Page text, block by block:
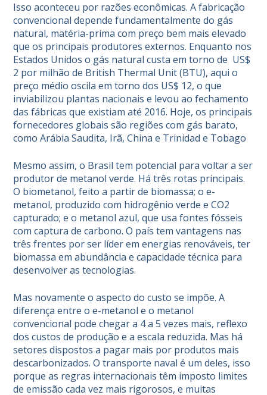
Isso aconteceu por razões econômicas. A fabricação
convencional depende fundamentalmente do gás
natural, matéria-prima com preço bem mais elevado
que os principais produtores externos. Enquanto nos
Estados Unidos o gás natural custa em torno de US$
2 por milhão de British Thermal Unit (BTU), aqui o
preço médio oscila em torno dos US$ 12, o que
inviabilizou plantas nacionais e levou ao fechamento
das fábricas que existiam até 2016. Hoje, os principais
fornecedores globais são regiões com gás barato,
como Arábia Saudita, Irã, China e Trinidad e Tobago
Mesmo assim, o Brasil tem potencial para voltar a ser
produtor de metanol verde. Há três rotas principais.
O biometanol, feito a partir de biomassa; o e-
metanol, produzido com hidrogênio verde e CO2
capturado; e o metanol azul, que usa fontes fósseis
com captura de carbono. O país tem vantagens nas
três frentes por ser líder em energias renováveis, ter
biomassa em abundância e capacidade técnica para
desenvolver as tecnologias.
Mas novamente o aspecto do custo se impõe. A
diferença entre o e-metanol e o metanol
convencional pode chegar a 4 a 5 vezes mais, reflexo
dos custos de produção e a escala reduzida. Mas há
setores dispostos a pagar mais por produtos mais
descarbonizados. O transporte naval é um deles, isso
porque as regras internacionais têm imposto limites
de emissão cada vez mais rigorosos, e muitas